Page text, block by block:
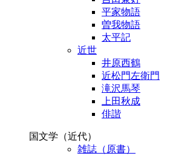
平家物語
曽我物語
太平記
近世
井原西鶴
近松門左衛門
滝沢馬琴
上田秋成
俳諧
国文学（近代）
雑誌（原書）